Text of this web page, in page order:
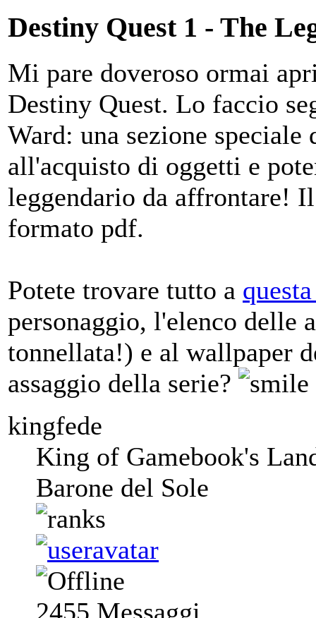
Destiny Quest 1 - The
Mi pare doveroso ormai
Destiny Quest. Lo faccio
Ward: una sezione
all'acquisto di oggetti e
leggendario da affrontare!
formato pdf.
Potete trovare tutto a
personaggio, l'elenco delle
tonnellata!) e al wallpaper
assaggio della serie?
kingfede
King of Gamebook's
Barone del Sole
2455 Messaggi